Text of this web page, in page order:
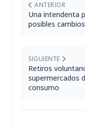
ANTERIOR
Una intendenta
posibles
SIGUIENTE
Retiros
supermercados
consumo